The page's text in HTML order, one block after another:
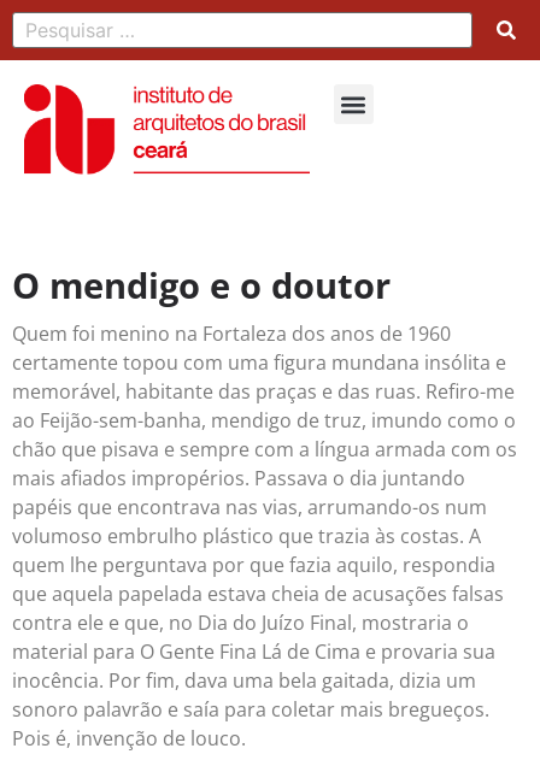
O mendigo e o doutor
Quem foi menino na Fortaleza dos anos de 1960
certamente topou com uma figura mundana insólita e
memorável, habitante das praças e das ruas. Refiro-me
ao Feijão-sem-banha, mendigo de truz, imundo como o
chão que pisava e sempre com a língua armada com os
mais afiados impropérios. Passava o dia juntando
papéis que encontrava nas vias, arrumando-os num
volumoso embrulho plástico que trazia às costas. A
quem lhe perguntava por que fazia aquilo, respondia
que aquela papelada estava cheia de acusações falsas
contra ele e que, no Dia do Juízo Final, mostraria o
material para O Gente Fina Lá de Cima e provaria sua
inocência. Por fim, dava uma bela gaitada, dizia um
sonoro palavrão e saía para coletar mais bregueços.
Pois é, invenção de louco.